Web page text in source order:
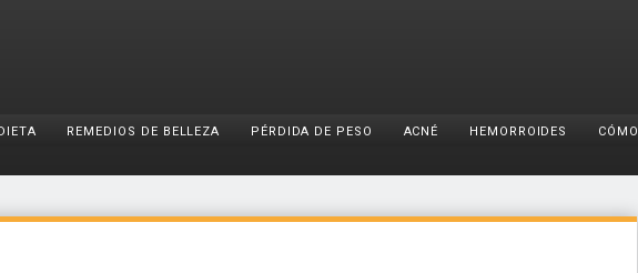
REMEDIOS DE BELLEZA PÉRDIDA DE PESO ACNÉ HEMORROIDES CÓMO